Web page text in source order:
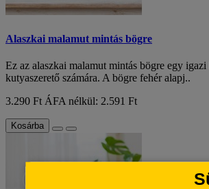
Alaszkai malamut mintás bögre
Ez az alaszkai malamut mintás bögre egy
kutyaszerető számára. A bögre fehér alapj..
3.290 Ft ÁFA nélkül: 2.591 Ft
Kosárba